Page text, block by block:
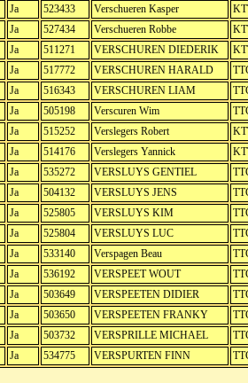
Ja
523433 Verschueren Kasper
Ja
527434 Verschueren Robbe
Ja
511271 VERSCHUREN DIEDERIK
Ja
517772 VERSCHUREN HARALD
Ja
516343 VERSCHUREN LIAM
Ja
505198 Verscuren Wim
Ja
515252 Verslegers Robert
Ja
514176 Verslegers Yannick
Ja
535272 VERSLUYS GENTIEL
Ja
504132 VERSLUYS JENS
Ja
525805 VERSLUYS KIM
Ja
525804 VERSLUYS LUC
Ja
533140 Verspagen Beau
Ja
536192 VERSPEET WOUT
Ja
503649 VERSPEETEN DIDIER
Ja
503650 VERSPEETEN FRANKY
Ja
503732 VERSPRILLE MICHAEL
Ja
534775 VERSPURTEN FINN